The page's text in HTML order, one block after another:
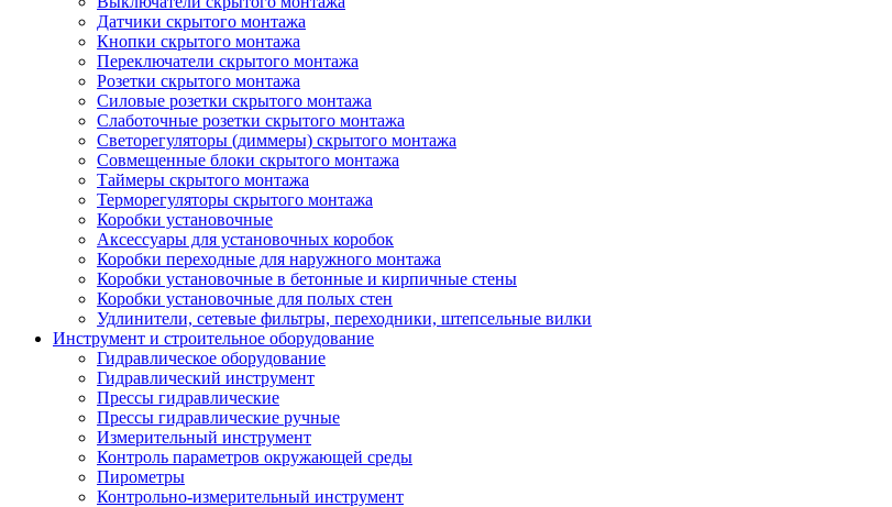
Датчики скрытого монтажа
Кнопки скрытого монтажа
Переключатели скрытого монтажа
Розетки скрытого монтажа
Силовые розетки скрытого монтажа
Слаботочные розетки скрытого монтажа
Светорегуляторы (диммеры) скрытого монтажа
Совмещенные блоки скрытого монтажа
Таймеры скрытого монтажа
Терморегуляторы скрытого монтажа
Коробки установочные
Аксессуары для установочных коробок
Коробки переходные для наружного монтажа
Коробки установочные в бетонные и кирпичные стены
Коробки установочные для полых стен
Удлинители, сетевые фильтры, переходники, штепсельные вилки
Инструмент и строительное оборудование
Гидравлическое оборудование
Гидравлический инструмент
Прессы гидравлические
Прессы гидравлические ручные
Измерительный инструмент
Контроль параметров окружающей среды
Пирометры
Контрольно-измерительный инструмент